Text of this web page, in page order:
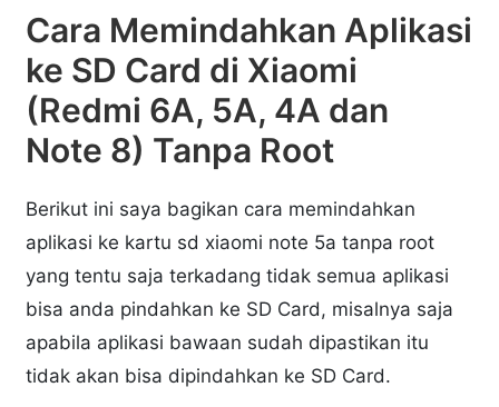
Cara Memindahkan Aplikasi
ke SD Card di Xiaomi
(Redmi 6A, 5A, 4A dan
Note 8) Tanpa Root
Berikut ini saya bagikan cara memindahkan
aplikasi ke kartu sd xiaomi note 5a tanpa root
yang tentu saja terkadang tidak semua aplikasi
bisa anda pindahkan ke SD Card, misalnya saja
apabila aplikasi bawaan sudah dipastikan itu
tidak akan bisa dipindahkan ke SD Card.